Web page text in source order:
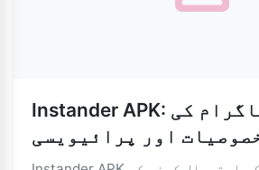
Instander APK: انسٹاگرام کی
اور پرائیویسی